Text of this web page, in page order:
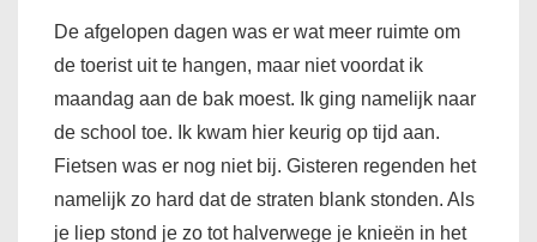
De afgelopen dagen was er wat meer ruimte om
de toerist uit te hangen, maar niet voordat ik
maandag aan de bak moest. Ik ging namelijk naar
de school toe. Ik kwam hier keurig op tijd aan.
Fietsen was er nog niet bij. Gisteren regenden het
namelijk zo hard dat de straten blank stonden. Als
je liep stond je zo tot halverwege je knieën in het